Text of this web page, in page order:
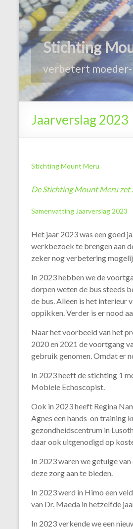
Jaarverslag 2023
Stichting Mount Meru
De Stichting Mount Meru zet
Samenvatting Jaarverslag 2023
Het jaar 2023 was een goed
werkbezoek te brengen aan
zeker nog verbetering
In 2023 hebben we de
dorpen weten de bus steeds
de bus. Alleen is het interieur
oppikken. Verder is er nood
Naar het voorbeeld van het
2020 en 2021 de voortgang
gebruik genomen. Omdat er
In 2023 heeft de stichting 1
Mobiele Echoscopist.
Ook in 2023 heeft Regina
Agnes een hands-on training
gezondheidscentrum in
daar ook uitgenodigd op
In 2023 waren we getuige
deze zorg aan te bieden.
In 2023 werd in Himo een
van Dr. Maeda in hetzelfde
In 2023 verkende we een